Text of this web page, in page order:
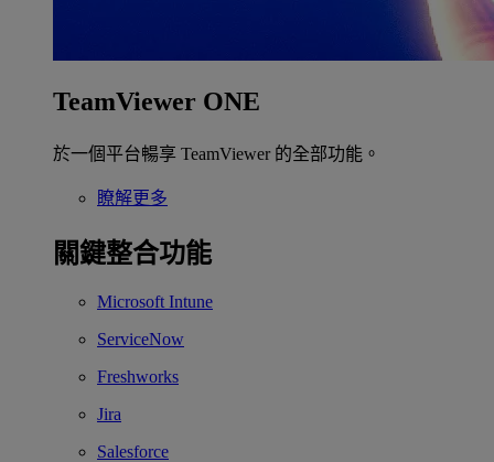
TeamViewer ONE
於一個平台暢享 TeamViewer 的全部功能。
瞭解更多
關鍵整合功能
Microsoft Intune
ServiceNow
Freshworks
Jira
Salesforce